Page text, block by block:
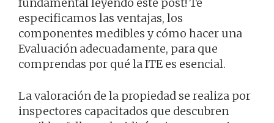
especificamos las ventajas, los
componentes medibles y cómo hacer una
Evaluación adecuadamente, para que
comprendas por qué la ITE es esencial.
La valoración de la propiedad se realiza por
inspectores capacitados que descubren